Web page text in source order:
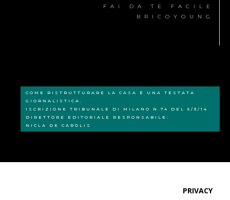
FAI DA TE FACILE
BRICOYOUNG
COME RISTRUTTURARE LA CASA È UNA TESTATA
GIORNALISTICA.
ISCRIZIONE TRIBUNALE DI MILANO N.74 DEL 5/3/14
DIRETTORE EDITORIALE RESPONSABILE:
NICLA DE CAROLIS
PRIVACY